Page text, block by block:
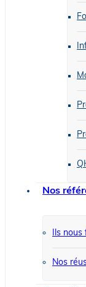
Nos
Ils nous
Nos